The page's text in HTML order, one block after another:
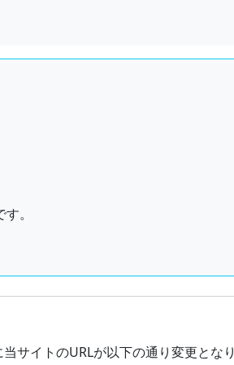
。
サイトのURLが以下の通り変更となり